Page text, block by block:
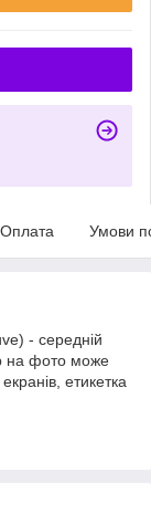
Оплата Умови
- середній
на фото може
етикетка